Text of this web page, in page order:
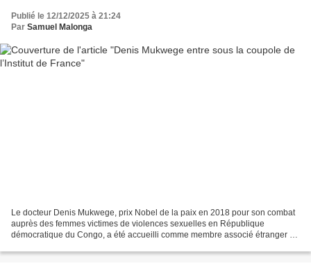
Publié le 12/12/2025 à 21:24
Par Samuel Malonga
Le docteur Denis Mukwege, prix Nobel de la paix en 2018 pour son combat
auprès des femmes victimes de violences sexuelles en République
démocratique du Congo, a été accueilli comme membre associé étranger au